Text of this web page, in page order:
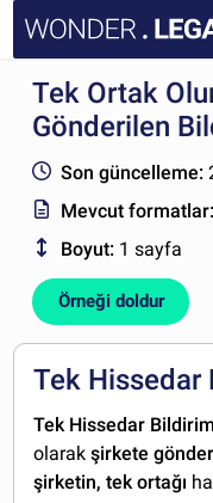
ANA SAYFA
SSS
HESABIM
Tek Ortak
Gönderilen
Son güncelleme:
Mevcut
Boyut: 1 sayfa
Örneği doldur
Tek Hissedar
Tek Hissedar
olarakşirkete
şirketin, tek ortağı